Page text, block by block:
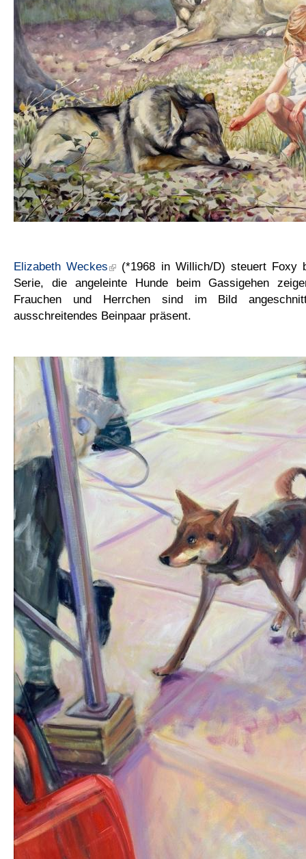
Elizabeth Weckes
(*1968 in Willich/D) steuert Foxy
Serie, die angeleinte Hunde beim Gassigehen
Frauchen und Herrchen sind im Bild
ausschreitendes Beinpaar präsent.